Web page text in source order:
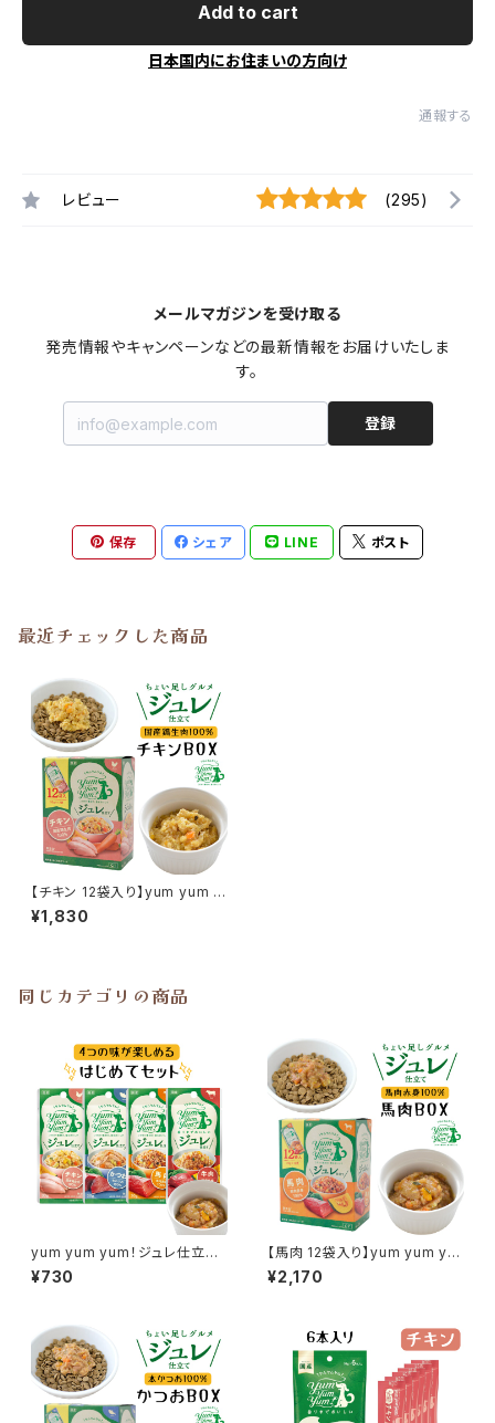
Add to cart
日本国内にお住まいの方向け
通報する
レビュー (295)
メールマガジンを受け取る
発売情報やキャンペーンなどの最新情報をお届けいたしま
す。
登録
保存 シェア LINE ポスト
最近チェックした商品
【チキン 12袋入り】yum yum y
um！ジュレ仕立て
¥1,830
同じカテゴリの商品
yum yum yum！ジュレ仕立て
4袋はじめてセット
¥730
【馬肉 12袋入り】yum yum yu
m！ジュレ仕立て
¥2,170